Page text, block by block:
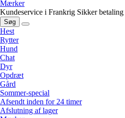
Mærker
Kundeservice i Frankrig Sikker betaling
Søg
Hest
Rytter
Hund
Chat
Dyr
Opdræt
Gård
Sommer-special
Afsendt inden for 24 timer
Afslutning af lager